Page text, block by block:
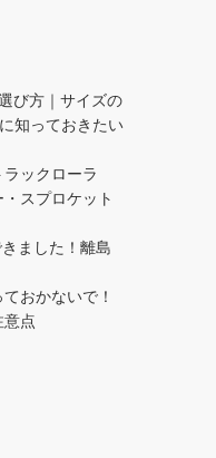
び方｜サイズの
知っておきたい
ラックローラ
スプロケット
ました！離島
おかないで！
意点